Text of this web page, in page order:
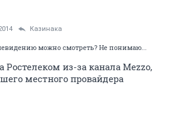
Казинака
можно смотреть? Не понимаю...
Ростелеком из-за канала Mezzo,
местного провайдера